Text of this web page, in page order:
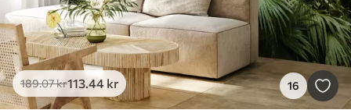
189.07kr113.44 kr 16